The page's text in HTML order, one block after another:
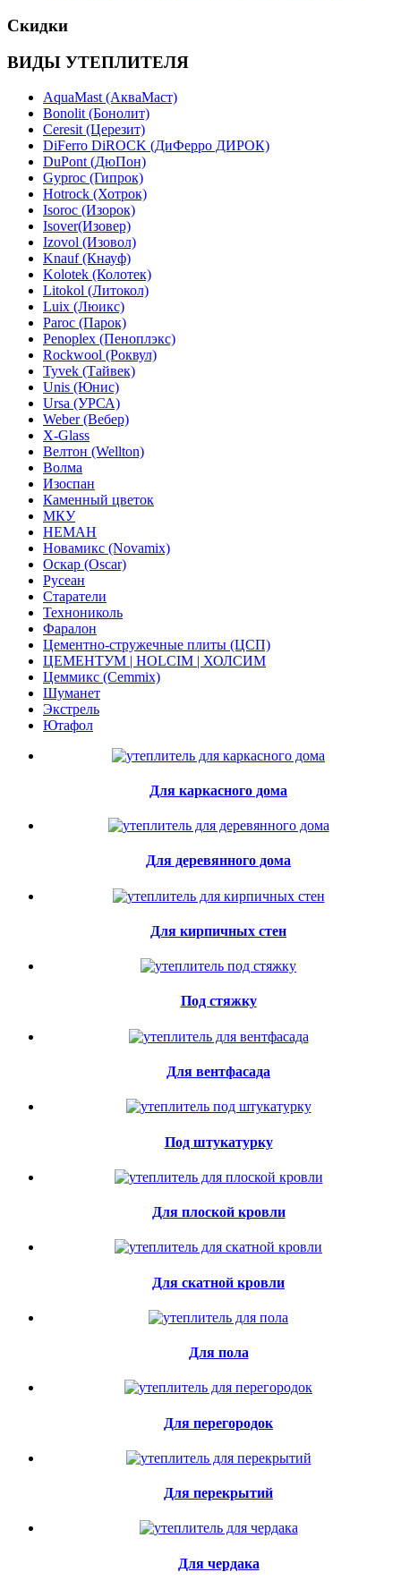
Скидки
ВИДЫ УТЕПЛИТЕЛЯ
AquaMast (АкваМаст)
Bonolit (Бонолит)
Ceresit (Церезит)
DiFerro DiROCK (ДиФерро ДИРОК)
DuPont (ДюПон)
Gyproc (Гипрок)
Hotrock (Хотрок)
Isoroc (Изорок)
Isover(Изовер)
Izovol (Изовол)
Knauf (Кнауф)
Kolotek (Колотек)
Litokol (Литокол)
Luix (Люикс)
Paroc (Парок)
Penoplex (Пеноплэкс)
Rockwool (Роквул)
Tyvek (Тайвек)
Unis (Юнис)
Ursa (УРСА)
Weber (Вебер)
X-Glass
Велтон (Wellton)
Волма
Изоспан
Каменный цветок
МКУ
НЕМАН
Новамикс (Novamix)
Оскар (Oscar)
Русеан
Старатели
Технониколь
Фаралон
Цементно-стружечные плиты (ЦСП)
ЦЕМЕНТУМ | HOLCIM | ХОЛСИМ
Цеммикс (Cemmix)
Шуманет
Экстрель
Ютафол
Для каркасного дома
Для деревянного дома
Для кирпичных стен
Под стяжку
Для вентфасада
Под штукатурку
Для плоской кровли
Для скатной кровли
Для пола
Для перегородок
Для перекрытий
Для чердака